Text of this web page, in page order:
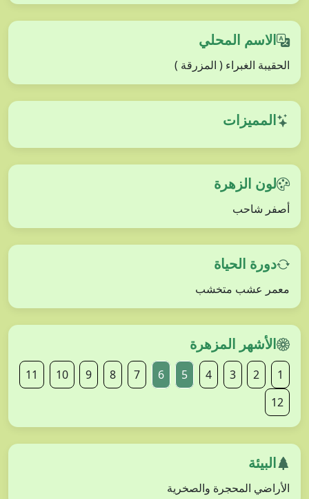
الاسم المحلي
الحقيبة الغبراء ( المزرقة )
المميزات
لون الزهرة
أصفر شاحب
دورة الحياة
معمر عشب متخشب
الأشهر المزهرة
1
2
3
4
5
6
7
8
9
10
11
12
البيئة
الأراضي المحجرة والصخرية